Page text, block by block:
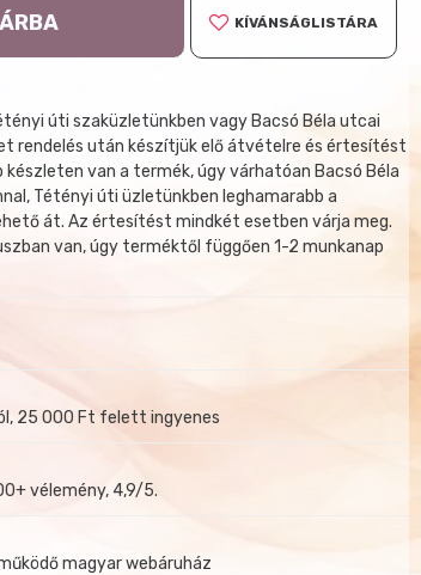
KÍVÁNSÁGLISTÁRA
úti szaküzletünkben vagy Bacsó Béla utcai
rendelés után készítjük elő átvételre és értesítést
készleten van a termék, úgy várhatóan Bacsó Béla
Tétényi úti üzletünkben leghamarabb a
át. Az értesítést mindkét esetben várja meg.
van, úgy terméktől függően 1-2 munkanap
25 000 Ft felett ingyenes
vélemény, 4,9/5.
magyar webáruház